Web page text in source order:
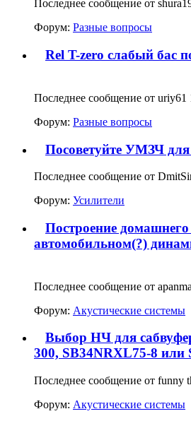
Последнее сообщение от
Форум: Разные вопросы
Rel T-zero слабый бас
Последнее сообщение от uriy61
Форум: Разные вопросы
Посоветуйте УМЗЧ
Последнее сообщение от
Форум: Усилители
Построение домашнего
автомобильном(?)
Последнее сообщение от
Форум: Акустические системы
Выбор НЧ для
300, SB34NRXL75-8 или
Последнее сообщение от funny
Форум: Акустические системы